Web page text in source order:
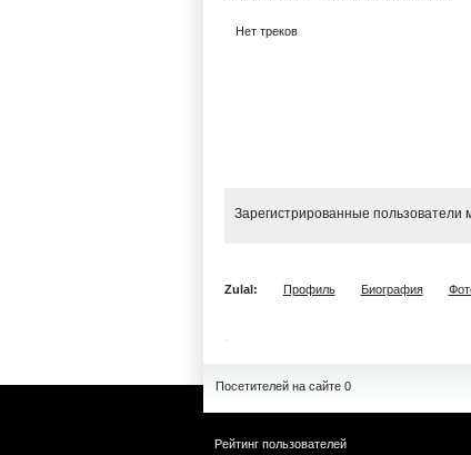
Нет треков
Зарегистрированные пользователи
Zulal: Профиль Биография
Посетителей на сайте 0
Рейтинг пользователей